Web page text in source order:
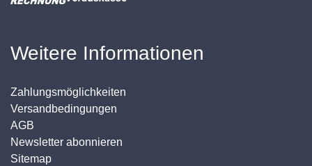
Weitere Informationen
Zahlungsmöglichkeiten
Versandbedingungen
AGB
Newsletter abonnieren
Sitemap